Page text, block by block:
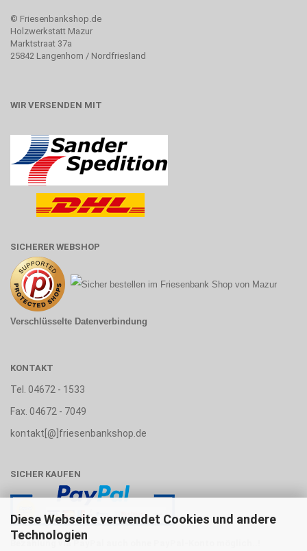
Diese Webseite verwendet Cookies und andere
Technologien
© Friesenbankshop.de
Holzwerkstatt Mazur
Marktstraat 37a
25842 Langenhorn / Nordfriesland
WIR VERSENDEN MIT
SICHERER WEBSHOP
Verschlüsselte Datenverbindung
KONTAKT
Tel. 04672 - 1533
Fax. 04672 - 7049
kontakt[@]friesenbankshop.de
SICHER KAUFEN
Bezahlung via PayPal auch ohne PayPal-Konto möglich..!